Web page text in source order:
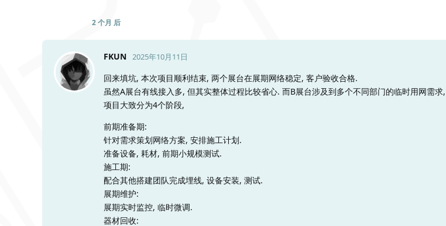
2 个月 后
FKUN 2025年10月11日
回来填坑, 本次项目顺利结束, 两个展台在展期网络稳定, 客户验收合格.
虽然A展台有线接入多, 但其实整体过程比较省心. 而B展台涉及到多个不同部门的临时用网需
项目大致分为4个阶段,
前期准备期:
针对需求策划网络方案, 安排施工计划.
准备设备, 耗材, 前期小规模测试.
施工期:
配合其他搭建团队完成埋线, 设备安装, 测试.
展期维护:
展期实时监控, 临时微调.
器材回收: